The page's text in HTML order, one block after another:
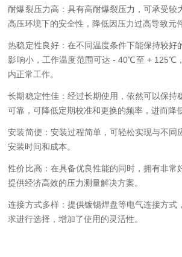
耐爆裂压力高：具有高耐爆裂压力，可承受较
高压环境下的安全性，降低因压力过高导致元
热稳定性良好：在不同温度条件下能保持较好
影响小，工作温度范围可达 - 40℃至 + 125℃
内正常工作。
长期稳定性佳：经过长期使用，依然可以保持
可靠，可降低定期校准和更换的频率，进而降
安装简便：安装过程简单，可轻松实现与不同
安装时间和成本。
性价比高：在具备优良性能的同时，拥有非常
提供经济高效的压力测量解决方案。
连接方式多样：提供镀锡焊盘等电气连接方式
求进行选择，增加了使用的灵活性。